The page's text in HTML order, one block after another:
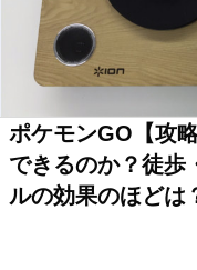
ポケモンGO【攻
できるのか？徒歩
ルの効果のほどは